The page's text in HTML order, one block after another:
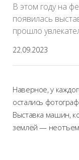
В этом году на
появилась
прошло
22.09.2023
Наверное, у
остались
Выставка машин,
землёй —